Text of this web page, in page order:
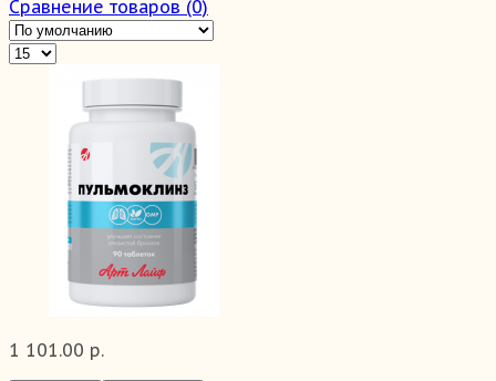
Сравнение товаров (0)
1 101.00 р.